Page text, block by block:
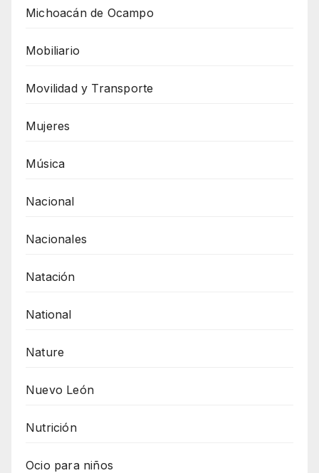
Michoacán de Ocampo
Mobiliario
Movilidad y Transporte
Mujeres
Música
Nacional
Nacionales
Natación
National
Nature
Nuevo León
Nutrición
Ocio para niños